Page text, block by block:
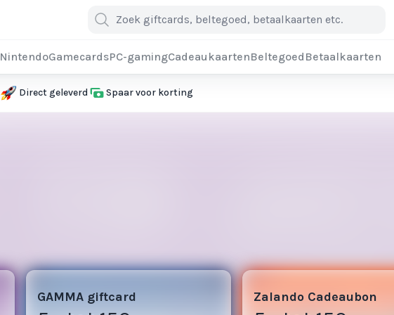
NintendoGamecardsPC-gamingCadeaukaartenBeltegoed Betaalkaarten
Direct geleverd Spaar voor korting
3
GAMMA giftcard 3
Zalando Cadeaubon